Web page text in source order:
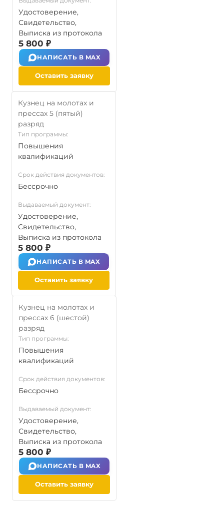
Удостоверение,
Свидетельство,
Выписка из протокола
5 800 ₽
НАПИСАТЬ В MAX
Оставить заявку
Кузнец на молотах и
прессах 5 (пятый)
разряд
Тип программы:
Повышения
квалификаций
Срок действия документов:
Бессрочно
Выдаваемый документ:
Удостоверение,
Свидетельство,
Выписка из протокола
5 800 ₽
НАПИСАТЬ В MAX
Оставить заявку
Кузнец на молотах и
прессах 6 (шестой)
разряд
Тип программы:
Повышения
квалификаций
Срок действия документов:
Бессрочно
Выдаваемый документ:
Удостоверение,
Свидетельство,
Выписка из протокола
5 800 ₽
НАПИСАТЬ В MAX
Оставить заявку